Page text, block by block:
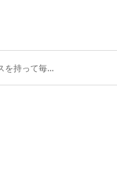
出かけよう♪